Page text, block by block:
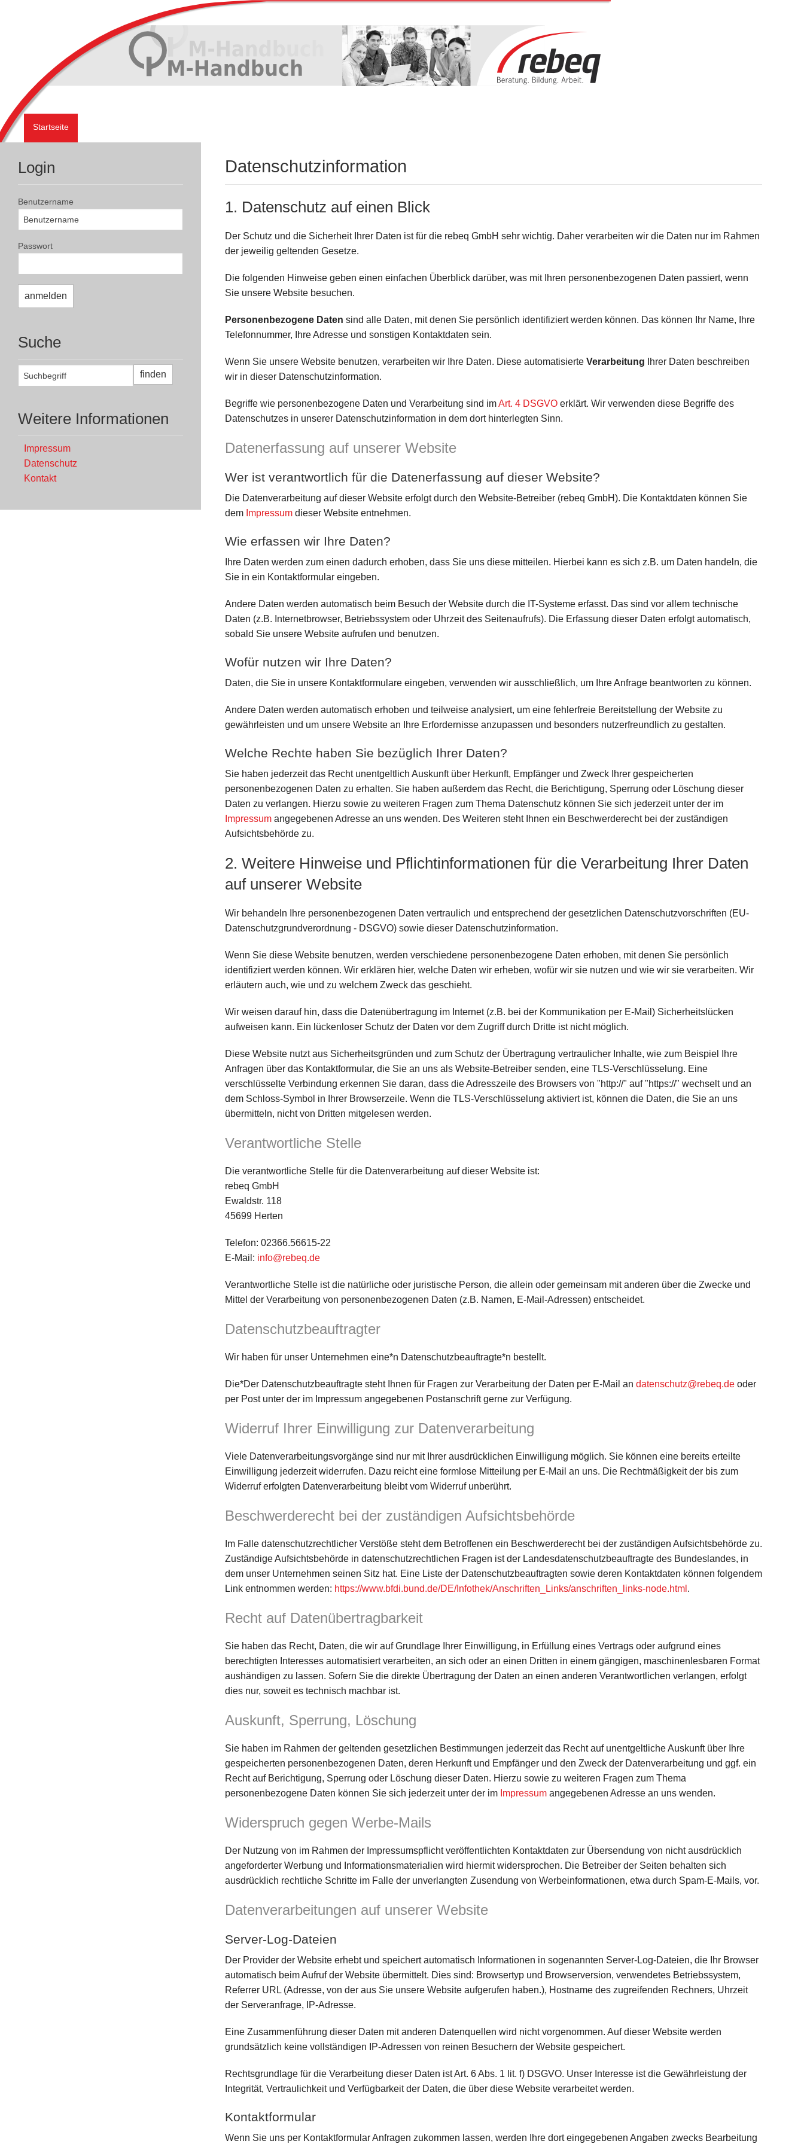
Startseite
Login
Benutzername
Passwort
Suche
Weitere Informationen
Impressum
Datenschutz
Kontakt
Datenschutzinformation
1. Datenschutz auf einen Blick
Der Schutz und die Sicherheit Ihrer Daten ist für die rebeq GmbH sehr wichtig. Daher verarbeiten wir die Daten nur im Rahmen
der jeweilig geltenden Gesetze.
Die folgenden Hinweise geben einen einfachen Überblick darüber, was mit Ihren personenbezogenen Daten passiert, wenn
Sie unsere Website besuchen.
Personenbezogene Daten sind alle Daten, mit denen Sie persönlich identifiziert werden können. Das können Ihr Name, Ihre
Telefonnummer, Ihre Adresse und sonstigen Kontaktdaten sein.
Wenn Sie unsere Website benutzen, verarbeiten wir Ihre Daten. Diese automatisierte Verarbeitung Ihrer Daten beschreiben
wir in dieser Datenschutzinformation.
Begriffe wie personenbezogene Daten und Verarbeitung sind imArt. 4 DSGVO erklärt. Wir verwenden diese Begriffe des
Datenschutzes in unserer Datenschutzinformation in dem dort hinterlegten Sinn.
Datenerfassung auf unserer Website
Wer ist verantwortlich für die Datenerfassung auf dieser Website?
Die Datenverarbeitung auf dieser Website erfolgt durch den Website-Betreiber (rebeq GmbH). Die Kontaktdaten können Sie
dem Impressum dieser Website entnehmen.
Wie erfassen wir Ihre Daten?
Ihre Daten werden zum einen dadurch erhoben, dass Sie uns diese mitteilen. Hierbei kann es sich z.B. um Daten handeln, die
Sie in ein Kontaktformular eingeben.
Andere Daten werden automatisch beim Besuch der Website durch die IT-Systeme erfasst. Das sind vor allem technische
Daten (z.B. Internetbrowser, Betriebssystem oder Uhrzeit des Seitenaufrufs). Die Erfassung dieser Daten erfolgt automatisch,
sobald Sie unsere Website aufrufen und benutzen.
Wofür nutzen wir Ihre Daten?
Daten, die Sie in unsere Kontaktformulare eingeben, verwenden wir ausschließlich, um Ihre Anfrage beantworten zu können.
Andere Daten werden automatisch erhoben und teilweise analysiert, um eine fehlerfreie Bereitstellung der Website zu
gewährleisten und um unsere Website an Ihre Erfordernisse anzupassen und besonders nutzerfreundlich zu gestalten.
Welche Rechte haben Sie bezüglich Ihrer Daten?
Sie haben jederzeit das Recht unentgeltlich Auskunft über Herkunft, Empfänger und Zweck Ihrer gespeicherten
personenbezogenen Daten zu erhalten. Sie haben außerdem das Recht, die Berichtigung, Sperrung oder Löschung dieser
Daten zu verlangen. Hierzu sowie zu weiteren Fragen zum Thema Datenschutz können Sie sich jederzeit unter der im
Impressum angegebenen Adresse an uns wenden. Des Weiteren steht Ihnen ein Beschwerderecht bei der zuständigen
Aufsichtsbehörde zu.
2. Weitere Hinweise und Pflichtinformationen für die Verarbeitung Ihrer Daten
auf unserer Website
Wir behandeln Ihre personenbezogenen Daten vertraulich und entsprechend der gesetzlichen Datenschutzvorschriften (EU-
Datenschutzgrundverordnung - DSGVO) sowie dieser Datenschutzinformation.
Wenn Sie diese Website benutzen, werden verschiedene personenbezogene Daten erhoben, mit denen Sie persönlich
identifiziert werden können. Wir erklären hier, welche Daten wir erheben, wofür wir sie nutzen und wie wir sie verarbeiten. Wir
erläutern auch, wie und zu welchem Zweck das geschieht.
Wir weisen darauf hin, dass die Datenübertragung im Internet (z.B. bei der Kommunikation per E-Mail) Sicherheitslücken
aufweisen kann. Ein lückenloser Schutz der Daten vor dem Zugriff durch Dritte ist nicht möglich.
Diese Website nutzt aus Sicherheitsgründen und zum Schutz der Übertragung vertraulicher Inhalte, wie zum Beispiel Ihre
Anfragen über das Kontaktformular, die Sie an uns als Website-Betreiber senden, eine TLS-Verschlüsselung. Eine
verschlüsselte Verbindung erkennen Sie daran, dass die Adresszeile des Browsers von "http://" auf "https://" wechselt und an
dem Schloss-Symbol in Ihrer Browserzeile. Wenn die TLS-Verschlüsselung aktiviert ist, können die Daten, die Sie an uns
übermitteln, nicht von Dritten mitgelesen werden.
Verantwortliche Stelle
Die verantwortliche Stelle für die Datenverarbeitung auf dieser Website ist:
rebeq GmbH
Ewaldstr. 118
45699 Herten
Telefon: 02366.56615-22
E-Mail: info@rebeq.de
Verantwortliche Stelle ist die natürliche oder juristische Person, die allein oder gemeinsam mit anderen über die Zwecke und
Mittel der Verarbeitung von personenbezogenen Daten (z.B. Namen, E-Mail-Adressen) entscheidet.
Datenschutzbeauftragter
Wir haben für unser Unternehmen eine*n Datenschutzbeauftragte*n bestellt.
Die*Der Datenschutzbeauftragte steht Ihnen für Fragen zur Verarbeitung der Daten per E-Mail an datenschutz@rebeq.de oder
per Post unter der im Impressum angegebenen Postanschrift gerne zur Verfügung.
Widerruf Ihrer Einwilligung zur Datenverarbeitung
Viele Datenverarbeitungsvorgänge sind nur mit Ihrer ausdrücklichen Einwilligung möglich. Sie können eine bereits erteilte
Einwilligung jederzeit widerrufen. Dazu reicht eine formlose Mitteilung per E-Mail an uns. Die Rechtmäßigkeit der bis zum
Widerruf erfolgten Datenverarbeitung bleibt vom Widerruf unberührt.
Beschwerderecht bei der zuständigen Aufsichtsbehörde
Im Falle datenschutzrechtlicher Verstöße steht dem Betroffenen ein Beschwerderecht bei der zuständigen Aufsichtsbehörde zu.
Zuständige Aufsichtsbehörde in datenschutzrechtlichen Fragen ist der Landesdatenschutzbeauftragte des Bundeslandes, in
dem unser Unternehmen seinen Sitz hat. Eine Liste der Datenschutzbeauftragten sowie deren Kontaktdaten können folgendem
Link entnommen werden: https://www.bfdi.bund.de/DE/Infothek/Anschriften_Links/anschriften_links-node.html .
Recht auf Datenübertragbarkeit
Sie haben das Recht, Daten, die wir auf Grundlage Ihrer Einwilligung, in Erfüllung eines Vertrags oder aufgrund eines
berechtigten Interesses automatisiert verarbeiten, an sich oder an einen Dritten in einem gängigen, maschinenlesbaren Format
aushändigen zu lassen. Sofern Sie die direkte Übertragung der Daten an einen anderen Verantwortlichen verlangen, erfolgt
dies nur, soweit es technisch machbar ist.
Auskunft, Sperrung, Löschung
Sie haben im Rahmen der geltenden gesetzlichen Bestimmungen jederzeit das Recht auf unentgeltliche Auskunft über Ihre
gespeicherten personenbezogenen Daten, deren Herkunft und Empfänger und den Zweck der Datenverarbeitung und ggf. ein
Recht auf Berichtigung, Sperrung oder Löschung dieser Daten. Hierzu sowie zu weiteren Fragen zum Thema
personenbezogene Daten können Sie sich jederzeit unter der im Impressum angegebenen Adresse an uns wenden.
Widerspruch gegen Werbe-Mails
Der Nutzung von im Rahmen der Impressumspflicht veröffentlichten Kontaktdaten zur Übersendung von nicht ausdrücklich
angeforderter Werbung und Informationsmaterialien wird hiermit widersprochen. Die Betreiber der Seiten behalten sich
ausdrücklich rechtliche Schritte im Falle der unverlangten Zusendung von Werbeinformationen, etwa durch Spam-E-Mails, vor.
Datenverarbeitungen auf unserer Website
Server-Log-Dateien
Der Provider der Website erhebt und speichert automatisch Informationen in sogenannten Server-Log-Dateien, die Ihr Browser
automatisch beim Aufruf der Website übermittelt. Dies sind: Browsertyp und Browserversion, verwendetes Betriebssystem,
Referrer URL (Adresse, von der aus Sie unsere Website aufgerufen haben.), Hostname des zugreifenden Rechners, Uhrzeit
der Serveranfrage, IP-Adresse.
Eine Zusammenführung dieser Daten mit anderen Datenquellen wird nicht vorgenommen. Auf dieser Website werden
grundsätzlich keine vollständigen IP-Adressen von reinen Besuchern der Website gespeichert.
Rechtsgrundlage für die Verarbeitung dieser Daten ist Art. 6 Abs. 1 lit. f) DSGVO. Unser Interesse ist die Gewährleistung der
Integrität, Vertraulichkeit und Verfügbarkeit der Daten, die über diese Website verarbeitet werden.
Kontaktformular
Wenn Sie uns per Kontaktformular Anfragen zukommen lassen, werden Ihre dort eingegebenen Angaben zwecks Bearbeitung